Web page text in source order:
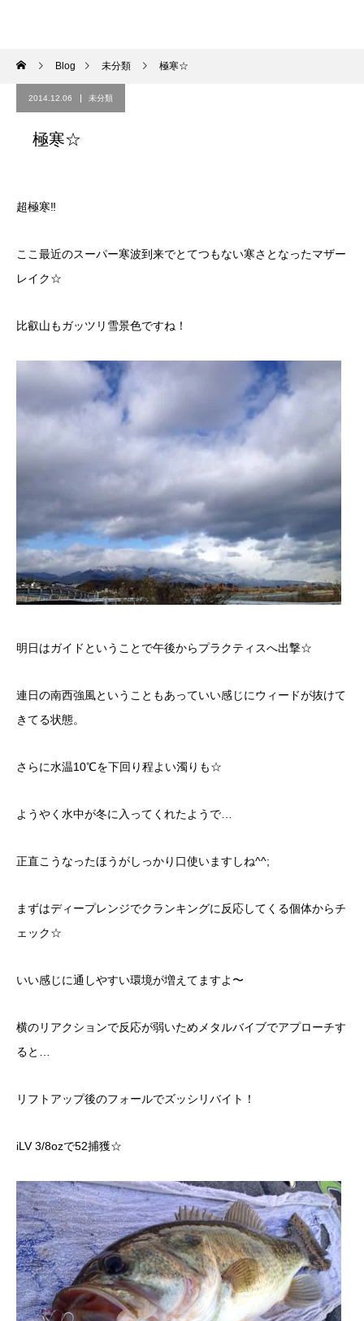
Blog 未分類 極寒☆
2014.12.06 未分類
極寒☆
超極寒‼︎
ここ最近のスーパー寒波到来でとてつもない寒さとなったマザー
レイク☆
比叡山もガッツリ雪景色ですね！
明日はガイドということで午後からプラクティスへ出撃☆
連日の南西強風ということもあっていい感じにウィードが抜けて
きてる状態。
さらに水温10℃を下回り程よい濁りも☆
ようやく水中が冬に入ってくれたようで…
正直こうなったほうがしっかり口使いますしね^^;
まずはディープレンジでクランキングに反応してくる個体からチ
ェック☆
いい感じに通しやすい環境が増えてますよ〜
横のリアクションで反応が弱いためメタルバイブでアプローチす
ると…
リフトアップ後のフォールでズッシリバイト！
iLV 3/8ozで52捕獲☆